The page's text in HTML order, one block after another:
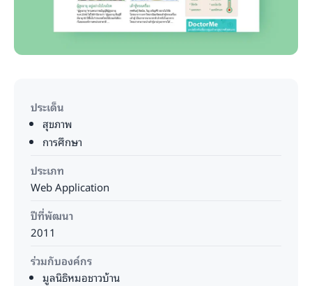
ประเด็น
สุขภาพ
การศึกษา
ประเภท
Web Application
ปีที่พัฒนา
2011
ร่วมกับองค์กร
มูลนิธิหมอชาวบ้าน